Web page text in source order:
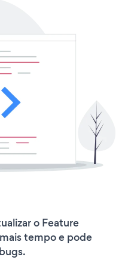
o Feature
tempo e pode